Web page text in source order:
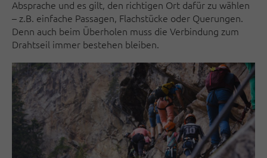
Absprache und es gilt, den richtigen Ort dafür zu wählen
– z.B. einfache Pas­sagen, Flachstücke oder Querungen.
Denn auch beim Über­ho­len muss die Ver­bindung zum
Drahtseil immer bestehen bleiben.